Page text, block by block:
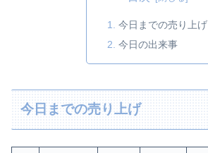
今日までの売り上げ
今日の出来事
今日までの売り上げ